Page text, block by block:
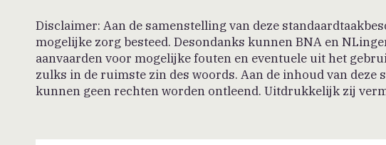
Disclaimer: Aan de samenstelling van deze
mogelijke zorg besteed. Desondanks kunnen BNA en
aanvaarden voor mogelijke fouten en eventuele uit het
zulks in de ruimste zin des woords. Aan de inhoud van
kunnen geen rechten worden ontleend. Uitdrukkelijk zij